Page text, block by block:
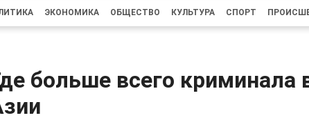
ЭКОНОМИКА ОБЩЕСТВО КУЛЬТУРА СПОРТ
больше всего криминала